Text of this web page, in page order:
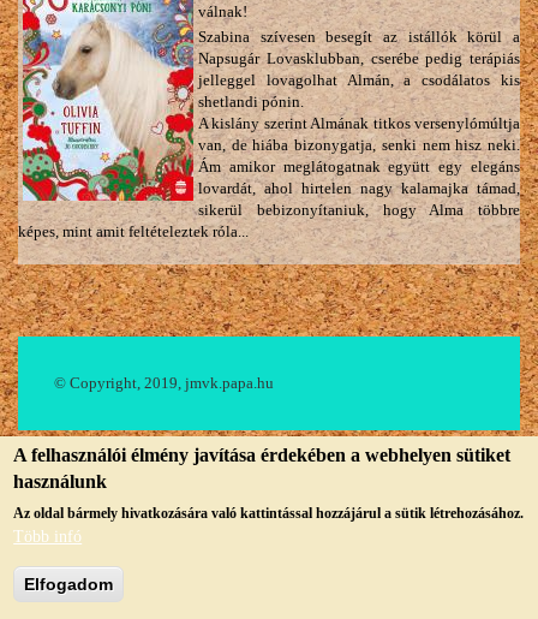
válnak!
Szabina szívesen besegít az istállók körül a
Napsugár Lovasklubban, cserébe pedig terápiás
jelleggel lovagolhat Almán, a csodálatos kis
shetlandi pónin.
A kislány szerint Almának titkos versenylómúltja
van, de hiába bizonygatja, senki nem hisz neki.
Ám amikor meglátogatnak együtt egy elegáns
lovardát, ahol hirtelen nagy kalamajka támad,
sikerül bebizonyítaniuk, hogy Alma többre
képes, mint amit feltételeztek róla...
© Copyright, 2019, jmvk.papa.hu
A felhasználói élmény javítása érdekében a webhelyen sütiket
használunk
Az oldal bármely hivatkozására való kattintással hozzájárul a sütik létrehozásához.
Több infó
Elfogadom